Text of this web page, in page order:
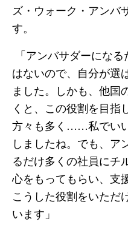
ズ・ウォーク・アンバ
す。
「アンバサダーにな
はないので、自分が選
ました。しかも、他国
くと、この役割を目指
方々も多く……私でい
しましたね。でも、ア
るだけ多くの社員にチ
心をもってもらい、支
こうした役割をいただ
います」